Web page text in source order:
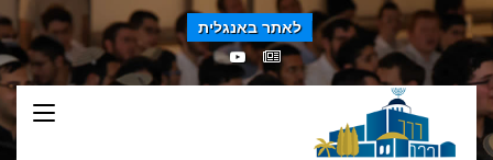
לאתר באנגלית